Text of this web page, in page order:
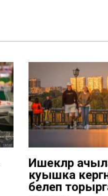
Ишекләр
куышка
белеп